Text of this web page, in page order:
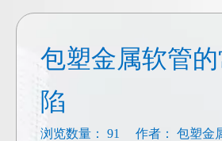
包塑金属软管
陷
浏览数量： 91
作者： 包塑金